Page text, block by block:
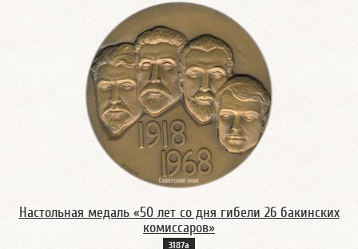
Настольная медаль «50 лет со дня гибели 26 бакинских
комиссаров»
3187а